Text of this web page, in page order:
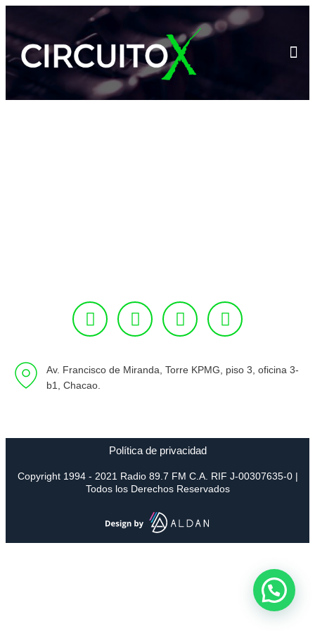
Av. Francisco de Miranda, Torre KPMG, piso 3, oficina 3-
b1, Chacao.
Política de privacidad
Copyright 1994 - 2021 Radio 89.7 FM C.A. RIF J-00307635-0 |
Todos los Derechos Reservados